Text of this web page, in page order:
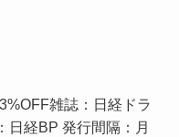
雑誌：日経ドラ
日経BP 発行間隔：月